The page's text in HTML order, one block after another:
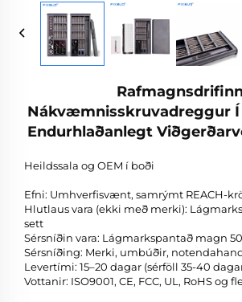
Nákvæmnisskruvadreggur Í
Endurhlaðanlegt
Heildssala og OEM í boði
Efni: Umhverfisvænt, samrýmt REACH-
Hlutlaus vara (ekki með merki):
sett
Sérsníðin vara: Lágmarkspantað magn
Sérsníðing: Merki, umbúðir,
Levertími: 15–20 dagar (sérföll 35-40
Vottanir: ISO9001, CE, FCC, UL, RoHS og